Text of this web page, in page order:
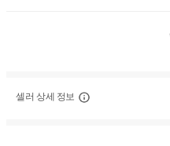
셀러 상세 정보